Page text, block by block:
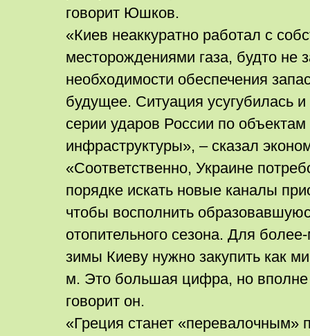
говорит Юшков.
«Киев неаккуратно работал с
месторождениями газа, будто не
необходимости обеспечения
будущее. Ситуация усугубилась
серии ударов России по объектам
инфраструктуры», – сказал
«Соответственно, Украине
порядке искать новые каналы
чтобы восполнить
отопительного сезона. Для
зимы Киеву нужно закупить как
м. Это большая цифра, но
говорит он.
«Греция станет «перевалочным»